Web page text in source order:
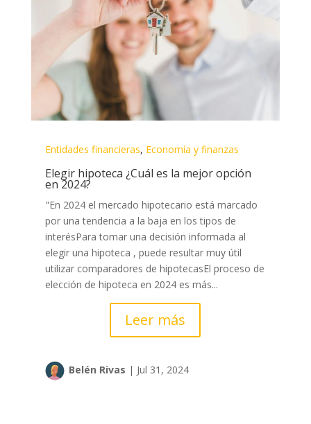
Entidades financieras, Economía y finanzas
Elegir hipoteca ¿Cuál es la mejor opción
en 2024?
"En 2024 el mercado hipotecario está marcado
por una tendencia a la baja en los tipos de
interésPara tomar una decisión informada al
elegir una hipoteca , puede resultar muy útil
utilizar comparadores de hipotecasEl proceso de
elección de hipoteca en 2024 es más...
Leer más
Belén Rivas | Jul 31, 2024